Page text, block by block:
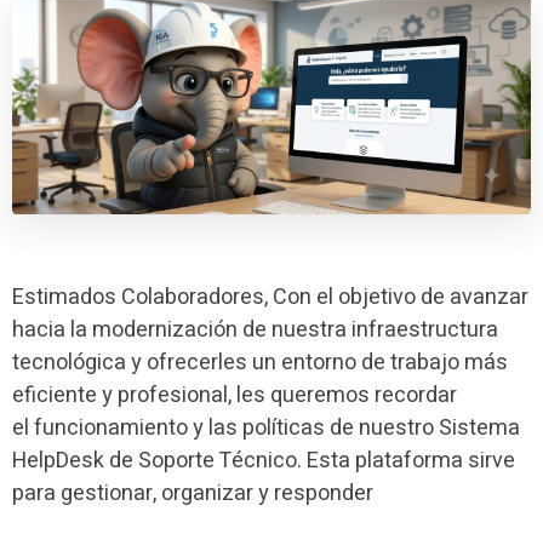
Estimados Colaboradores, Con el objetivo de avanzar
hacia la modernización de nuestra infraestructura
tecnológica y ofrecerles un entorno de trabajo más
eficiente y profesional, les queremos recordar
el funcionamiento y las políticas de nuestro Sistema
HelpDesk de Soporte Técnico. Esta plataforma sirve
para gestionar, organizar y responder